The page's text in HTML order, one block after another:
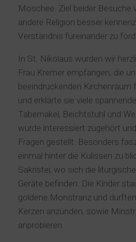
Moschee. Ziel beider Besuche
andere Religion besser
Verständnis füreinander zu
In St. Nikolaus wurden wir
Frau Kremer empfangen, die
beeindruckenden Kirchenraum
und erklärte sie viele
Tabernakel, Beichtstuhl und
wurde interessiert zugehört
Fragen gestellt. Besonders
einmal hinter die Kulissen zu
Sakristei, wo sich die
Geräte befinden. Die Kinder
goldene Monstranz und
Kerzen anzünden, sowie
anprobieren.